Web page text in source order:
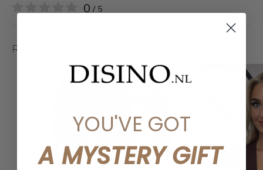
0 / 5
Related articles
YOU'VE GOT
A MYSTERY GIFT